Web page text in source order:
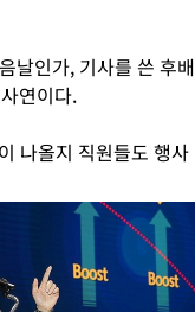
날인가, 기사를 쓴 후배
연이다.
나올지 직원들도 행사